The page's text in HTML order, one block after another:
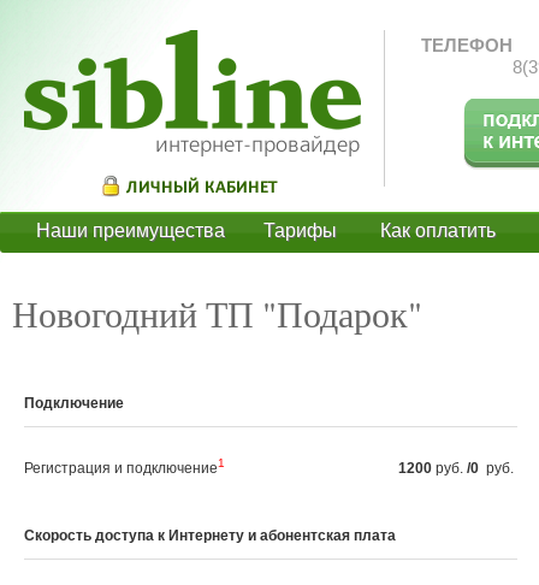
ТЕЛЕФОН
Наши преимущества Тарифы Как оплатить
Новогодний ТП "Подарок"
Подключение
Регистрация и подключение1 1200 руб. /0 руб.
Скорость доступа к Интернету и абонентская плата